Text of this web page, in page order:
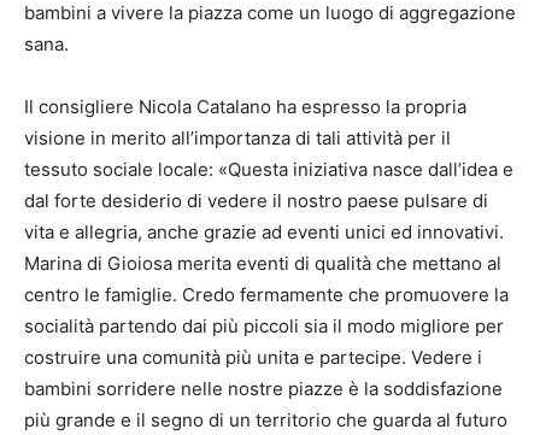
bambini a vivere la piazza come un luogo di aggregazione
sana.
Il consigliere Nicola Catalano ha espresso la propria
visione in merito all’importanza di tali attività per il
tessuto sociale locale: «Questa iniziativa nasce dall’idea e
dal forte desiderio di vedere il nostro paese pulsare di
vita e allegria, anche grazie ad eventi unici ed innovativi.
Marina di Gioiosa merita eventi di qualità che mettano al
centro le famiglie. Credo fermamente che promuovere la
socialità partendo dai più piccoli sia il modo migliore per
costruire una comunità più unita e partecipe. Vedere i
bambini sorridere nelle nostre piazze è la soddisfazione
più grande e il segno di un territorio che guarda al futuro